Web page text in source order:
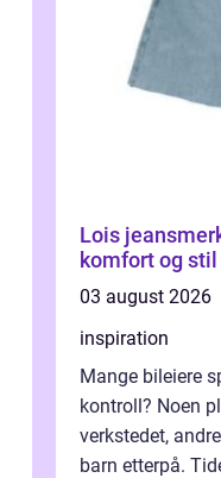
Lois jeansmerket som kombinerer
komfort og stil
03 august 2026
inspiration
Mange bileiere
kontroll? Noen
verkstedet,
barn etterpå.